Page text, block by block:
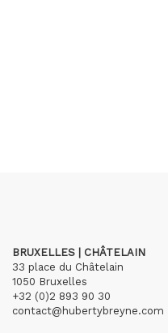
BRUXELLES | CHÂTELAIN
33 place du Châtelain
1050 Bruxelles
+32 (0)2 893 90 30
contact@hubertybreyne.com